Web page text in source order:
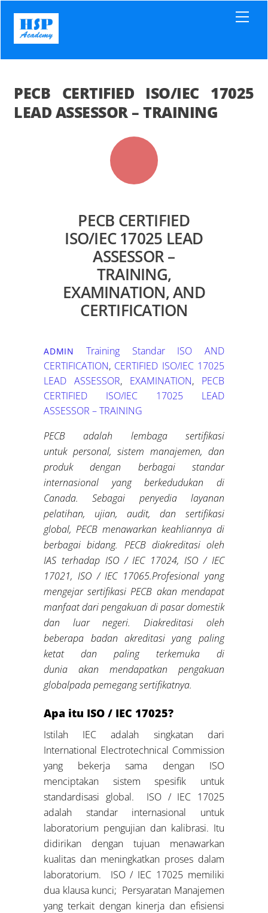
content
PECB CERTIFIED ISO/IEC 17025
LEAD ASSESSOR – TRAINING
PECB CERTIFIED
ISO/IEC 17025 LEAD
ASSESSOR –
TRAINING,
EXAMINATION, AND
CERTIFICATION
ADMIN Training Standar ISO
AND
CERTIFICATION, CERTIFIED ISO/IEC 17025
LEAD ASSESSOR, EXAMINATION, PECB
CERTIFIED ISO/IEC 17025 LEAD
ASSESSOR – TRAINING
PECB adalah lembaga sertifikasi
untukpersonal, sistem manajemen, dan
produk dengan berbagai standar
internasional yang berkedudukan di
Canada.
Sebagai penyedia layanan
pelatihan, ujian, audit, dan sertifikasi
global, PECB menawarkan keahliannya di
berbagai bidang. PECB diakreditasi oleh
IAS terhadap ISO / IEC 17024, ISO / IEC
17021, ISO / IEC 17065.Profesional yang
mengejar sertifikasi PECB akan mendapat
manfaat dari pengakuan di pasar domestik
dan luar negeri. Diakreditasi oleh
beberapa badan akreditasi yang paling
ketat dan paling terkemuka di
duniaakan mendapatkan pengakuan
globalpada pemegang sertifikatnya.
Apa itu ISO / IEC 17025?
Istilah IEC adalah singkatan dari
International Electrotechnical Commission
yang bekerja sama dengan ISO
menciptakan sistem spesifik untuk
standardisasi global. ISO / IEC 17025
adalah standar internasional untuk
laboratorium pengujian dan kalibrasi. Itu
didirikan dengan tujuan menawarkan
kualitas dan meningkatkan proses dalam
laboratorium. ISO / IEC 17025 memiliki
dua klausa kunci; Persyaratan Manajemen
yang terkait dengan kinerja dan efisiensi